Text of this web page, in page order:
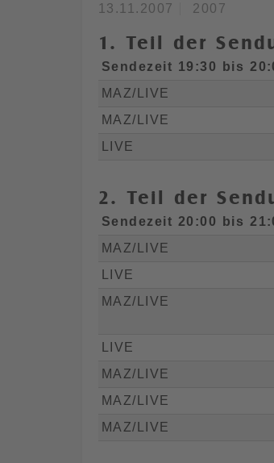
13.11.2007 2007
1. Teil der
Sendezeit 19:30 bis
MAZ/LIVE
MAZ/LIVE
LIVE
2. Teil der
Sendezeit 20:00 bis
MAZ/LIVE
LIVE
MAZ/LIVE
LIVE
MAZ/LIVE
MAZ/LIVE
MAZ/LIVE